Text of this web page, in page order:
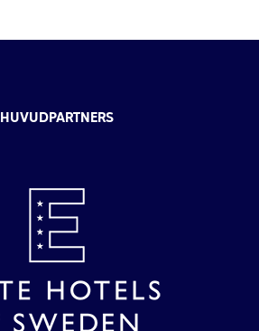
HUVUDPARTNERS